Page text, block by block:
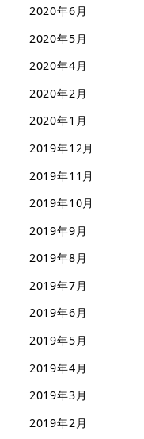
2020年6月
2020年5月
2020年4月
2020年2月
2020年1月
2019年12月
2019年11月
2019年10月
2019年9月
2019年8月
2019年7月
2019年6月
2019年5月
2019年4月
2019年3月
2019年2月